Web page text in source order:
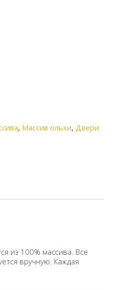
, Массив ольхи, Двери
из 100% массива. Все
вручную. Каждая